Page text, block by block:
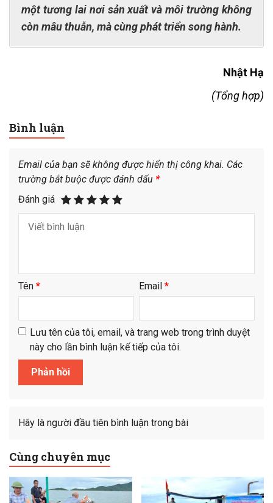
một tương lai nơi sản xuất và môi trường không
còn mâu thuẫn, mà cùng phát triển song hành.
Nhật Hạ
(Tổng hợp)
Bình luận
Email của bạn sẽ không được hiển thị công khai. Các
trường bắt buộc được đánh dấu *
Đánh giá
Tên * Email *
Lưu tên của tôi, email, và trang web trong trình duyệt
này cho lần bình luận kế tiếp của tôi.
Hãy là người đầu tiên bình luận trong bài
Cùng chuyên mục